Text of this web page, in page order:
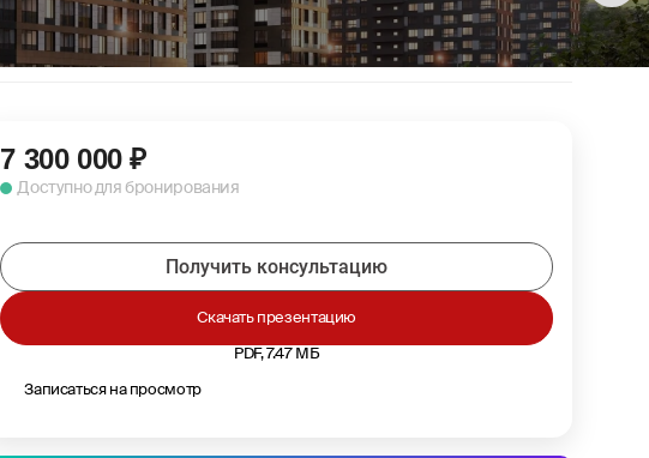
7 300 000 ₽
Доступно для бронирования
Записаться на просмотр
PDF, 7.47 МБ
Скачать презентацию
Получить консультацию